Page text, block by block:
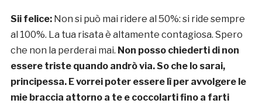
Sii felice: Non si può mai ridere al 50%: si ride sempre
al 100%. La tua risata è altamente contagiosa. Spero
che non la perderai mai. Non posso chiederti di non
essere triste quando andrò via. So che lo sarai,
principessa. E vorrei poter essere lì per avvolgere le
mie braccia attorno a te e coccolarti fino a farti